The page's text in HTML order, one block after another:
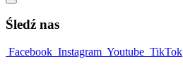
Śledź nas
Facebook Instagram Youtube TikTok